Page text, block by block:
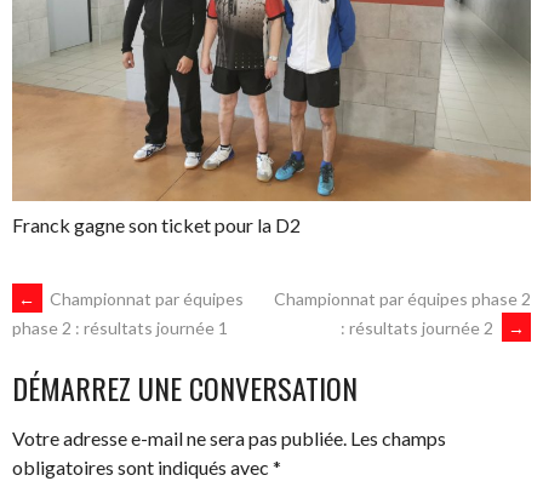
Franck gagne son ticket pour la D2
NAVIGATION
DES
ARTICLES
←
Championnat par équipes
phase 2 : résultats journée 1
Championnat par équipes phase 2
: résultats journée 2
→
DÉMARREZ UNE CONVERSATION
Votre adresse e-mail ne sera pas publiée. Les champs
obligatoires sont indiqués avec *